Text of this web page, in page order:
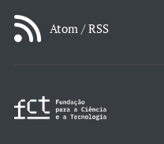
Atom / RSS